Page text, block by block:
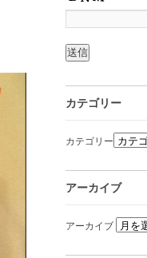
カテゴリー
カテゴリー
アーカイブ
アーカイブ